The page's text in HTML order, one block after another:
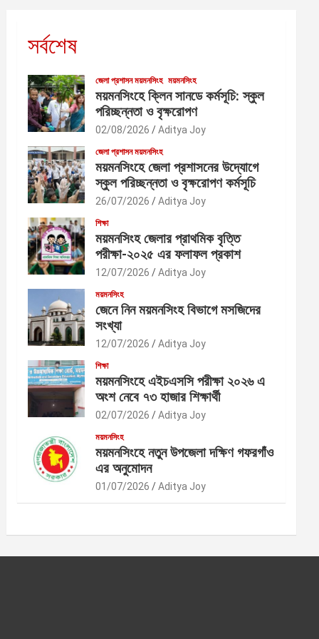
সর্বশেষ
জেলা প্রশাসন ময়মনসিংহ ময়মনসিংহ
ময়মনসিংহে ক্লিন সানডে কর্মসূচি: স্কুল
পরিচ্ছন্নতা ও বৃক্ষরোপণ
02/08/2026 Aditya Joy
জেলা প্রশাসন ময়মনসিংহ
ময়মনসিংহে জেলা প্রশাসনের উদ্যোগে
স্কুল পরিচ্ছন্নতা ও বৃক্ষরোপণ কর্মসূচি
26/07/2026 Aditya Joy
শিক্ষা
ময়মনসিংহ জেলার প্রাথমিক বৃত্তি
পরীক্ষা-২০২৫ এর ফলাফল প্রকাশ
12/07/2026 Aditya Joy
ময়মনসিংহ
জেনে নিন ময়মনসিংহ বিভাগে মসজিদের
সংখ্যা
12/07/2026 Aditya Joy
শিক্ষা
ময়মনসিংহে এইচএসসি পরীক্ষা ২০২৬ এ
অংশ নেবে ৭৩ হাজার শিক্ষার্থী
02/07/2026 Aditya Joy
ময়মনসিংহ
ময়মনসিংহে নতুন উপজেলা দক্ষিণ গফরগাঁও
এর অনুমোদন
01/07/2026 Aditya Joy